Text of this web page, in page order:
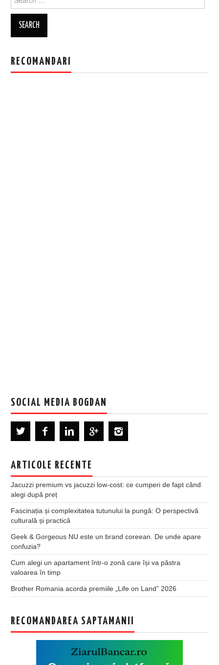
for:
RECOMANDARI
SOCIAL MEDIA BOGDAN
ARTICOLE RECENTE
Jacuzzi premium vs jacuzzi low-cost: ce cumperi de fapt când
alegi după preț
Fascinația și complexitatea tutunului la pungă: O perspectivă
culturală și practică
Geek & Gorgeous NU este un brand coreean. De unde apare
confuzia?
Cum alegi un apartament într-o zonă care își va păstra
valoarea în timp
Brother Romania acorda premiile „Life on Land” 2026
RECOMANDAREA SAPTAMANII